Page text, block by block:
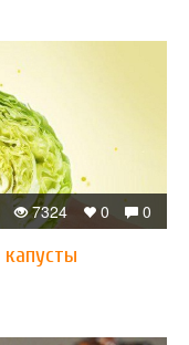
0
0
7324